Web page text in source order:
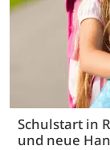
Schulstart in
und neue